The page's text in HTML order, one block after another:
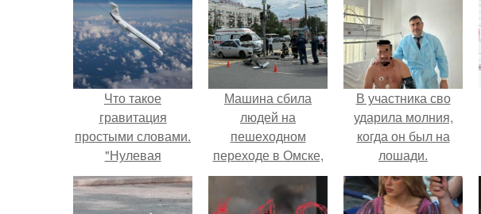
Что такое
гравитация
простыми словами.
"Нулевая
Гравитация" в
принципе
Машина сбила
людей на
пешеходном
переходе в Омске,
пострадали 8
человек.
В участника сво
ударила молния,
когда он был на
лошади.